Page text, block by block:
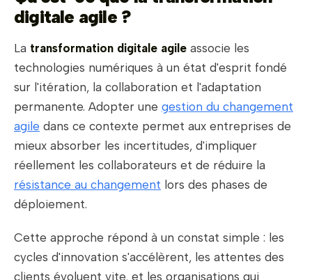
digitale agile ?
La transformation digitale agile associe les
technologies numériques à un état d'esprit fondé
sur l'itération, la collaboration et l'adaptation
permanente. Adopter une gestion du changement
agile dans ce contexte permet aux entreprises de
mieux absorber les incertitudes, d'impliquer
réellement les collaborateurs et de réduire la
résistance au changement lors des phases de
déploiement.
Cette approche répond à un constat simple : les
cycles d'innovation s'accélèrent, les attentes des
clients évoluent vite, et les organisations qui